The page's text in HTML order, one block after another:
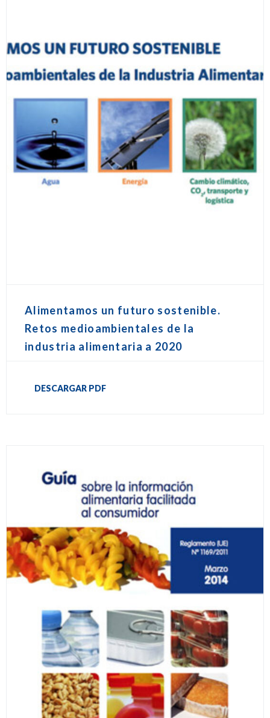
Alimentamos un futuro sostenible.
Retos medioambientales de la
industria alimentaria a 2020
DESCARGAR PDF